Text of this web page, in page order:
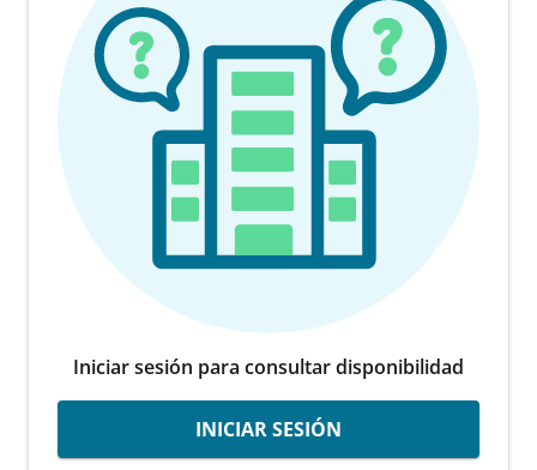
Iniciar sesión para consultar disponibilidad
INICIAR SESIÓN